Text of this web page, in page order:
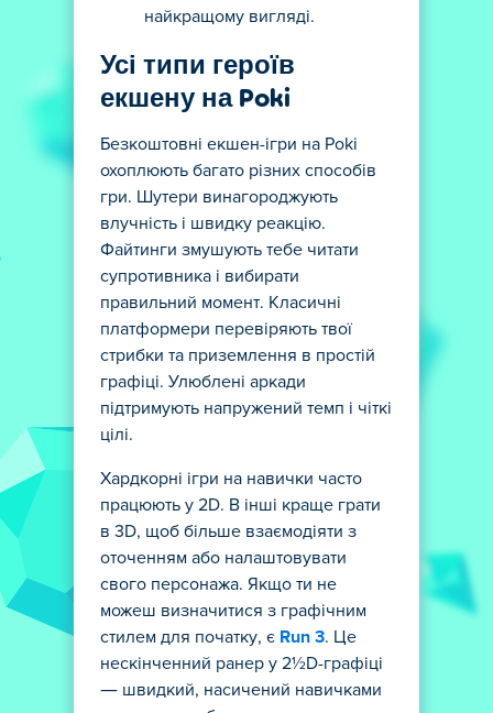
найкращому вигляді.
Усі типи героїв
екшену на Poki
Безкоштовні екшен-ігри на Poki
охоплюють багато різних способів
гри. Шутери винагороджують
влучність і швидку реакцію.
Файтинги змушують тебе читати
супротивника і вибирати
правильний момент. Класичні
платформери перевіряють твої
стрибки та приземлення в простій
графіці. Улюблені аркади
підтримують напружений темп і чіткі
цілі.
Хардкорні ігри на навички часто
працюють у 2D. В інші краще грати
в 3D, щоб більше взаємодіяти з
оточенням або налаштовувати
свого персонажа. Якщо ти не
можеш визначитися з графічним
стилем для початку, є Run 3. Це
нескінченний ранер у 2½D-графіці
— швидкий, насичений навичками